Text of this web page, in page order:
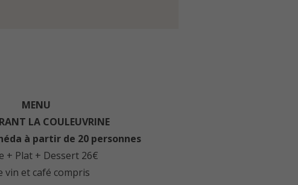
MENU
LA COULEUVRINE
à partir de 20 personnes
+ Plat + Dessert 26€
vin et café compris